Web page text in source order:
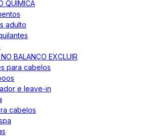
QUIMICA
adulto
BALANÇO EXCLUIR
para cabelos
e leave-in
cabelos